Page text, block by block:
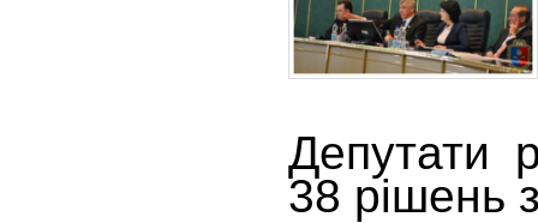
Депутати
38 рішень